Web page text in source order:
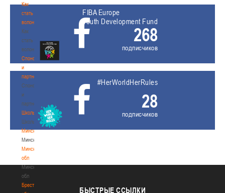
Как
стать
волонтером
Как
стать
волонтером
Спонсоры
и
партнеры
Спонсоры
и
партнеры
Школы
Школы
Минск
Минск
Минская
обл
Минская
обл
Брестская
FIBA Europe
Youth Development Fund
268
подписчиков
#HerWorldHerRules
28
подписчиков
БЫСТРЫЕ ССЫЛКИ